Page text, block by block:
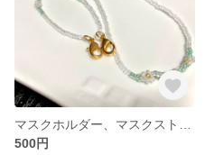
500円